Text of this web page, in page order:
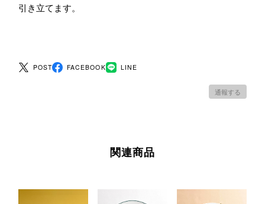
引き立てます。
POST FACEBOOK LINE
通報する
関連商品